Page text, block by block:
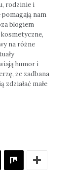
rodzinie i
nam
blogiem
na różne
humor i
że zadbana
zdziałać małe